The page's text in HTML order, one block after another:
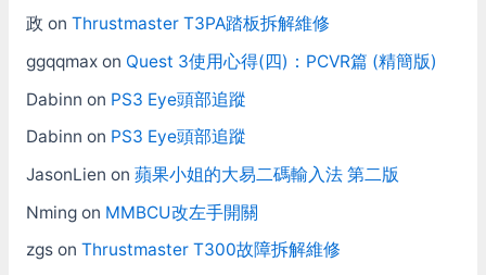
政 on Thrustmaster T3PA踏板拆解維修
ggqqmaxon Quest 3使用心得(四)：PCVR篇 (精簡版)
Dabinn on PS3 Eye頭部追蹤
Dabinn on PS3 Eye頭部追蹤
JasonLien on 蘋果小姐的大易二碼輸入法 第二版
Nmingon MMBCU改左手開關
zgson Thrustmaster T300故障拆解維修